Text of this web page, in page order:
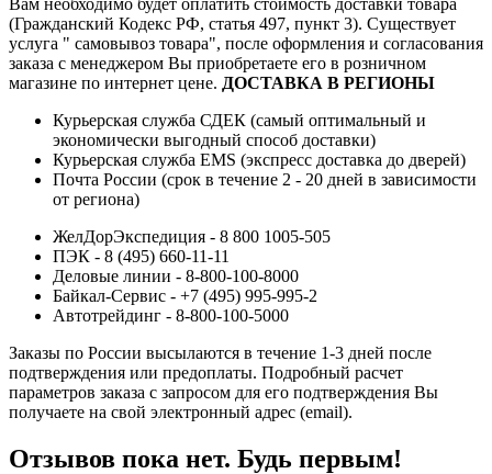
(Гражданский Кодекс РФ, статья 497, пункт 3). Существует
услуга " самовывоз товара", после оформления и согласования
заказа с менеджером Вы приобретаете его в розничном
магазине по интернет цене. ДОСТАВКА В РЕГИОНЫ
Курьерская служба СДЕК (самый оптимальный и
экономически выгодный способ доставки)
Курьерская служба EMS (экспресс доставка до дверей)
Почта России (срок в течение 2 - 20 дней в зависимости
от региона)
ЖелДорЭкспедиция - 8 800 1005-505
ПЭК - 8 (495) 660-11-11
Деловые линии - 8-800-100-8000
Байкал-Сервис - +7 (495) 995-995-2
Автотрейдинг - 8-800-100-5000
Заказы по России высылаются в течение 1-3 дней после
подтверждения или предоплаты. Подробный расчет
параметров заказа с запросом для его подтверждения Вы
получаете на свой электронный адрес (email).
Отзывов пока нет. Будь первым!